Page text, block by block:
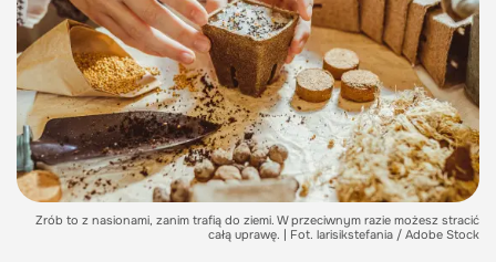
Zrób to z nasionami, zanim trafią do ziemi. W przeciwnym razie możesz stracić
całą uprawę. | Fot. larisikstefania / Adobe Stock